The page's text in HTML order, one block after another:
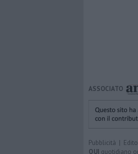
ASSOCIATO
Pubblicità |
QUI quotidiano